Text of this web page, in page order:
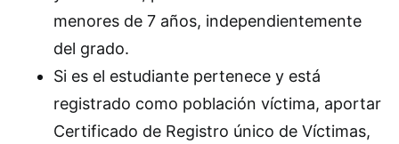
menores de 7 años, independientemente
del grado.
Si es el estudiante pertenece y está
registrado como población víctima, aportar
Certificado de Registro único de Víctimas,